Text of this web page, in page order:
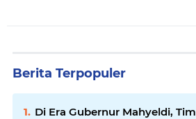
Berita Terpopuler
Di Era Gubernur Mahyeldi, Tim